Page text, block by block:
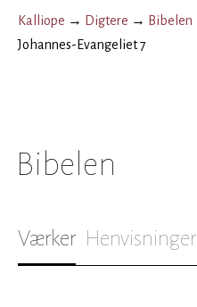
Kalliope → Digtere → Bibelen
Johannes-Evangeliet 7
Bibelen
Værker Henvisninger